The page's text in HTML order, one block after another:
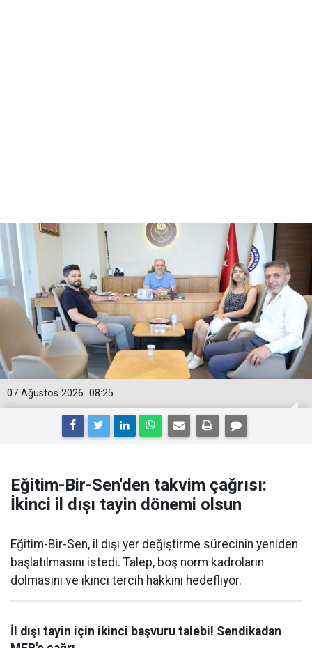
08:25
07 Ağustos 2026
Eğitim-Bir-Sen'den takvim çağrısı:
İkinci il dışı tayin dönemi olsun
Eğitim-Bir-Sen, il dışı yer değiştirme sürecinin yeniden
başlatılmasını istedi. Talep, boş norm kadroların
dolmasını ve ikinci tercih hakkını hedefliyor.
İl dışı tayin için ikinci başvuru talebi! Sendikadan